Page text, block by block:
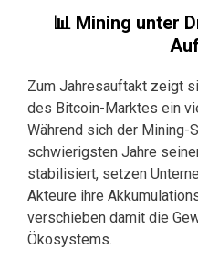
📊 Mining unter
Zum Jahresauftakt zeigt
des Bitcoin-Marktes ein
Während sich der Mining-
schwierigsten Jahre
stabilisiert, setzen
Akteure ihre
verschieben damit die
Ökosystems.